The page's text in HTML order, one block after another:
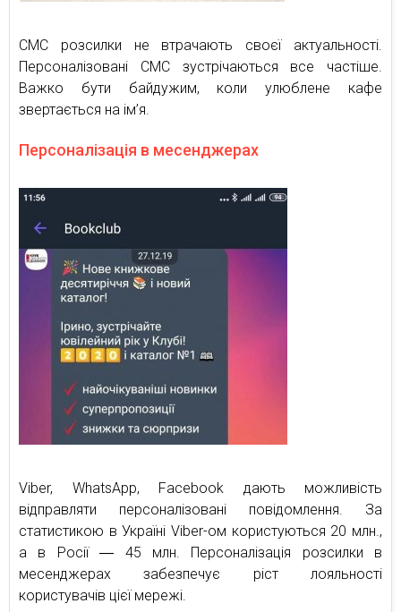
СМС розсилки не втрачають своєї актуальності.
Персоналізовані СМС зустрічаються все частіше.
Важко бути байдужим, коли улюблене кафе
звертається на ім’я.
Персоналізація в месенджерах
Viber, WhatsApp, Facebook дають можливість
відправляти персоналізовані повідомлення. За
статистикою в Україні Viber-ом користуються 20 млн.,
а в Росії ― 45 млн. Персоналізація розсилки в
месенджерах забезпечує ріст лояльності
користувачів цієї мережі.